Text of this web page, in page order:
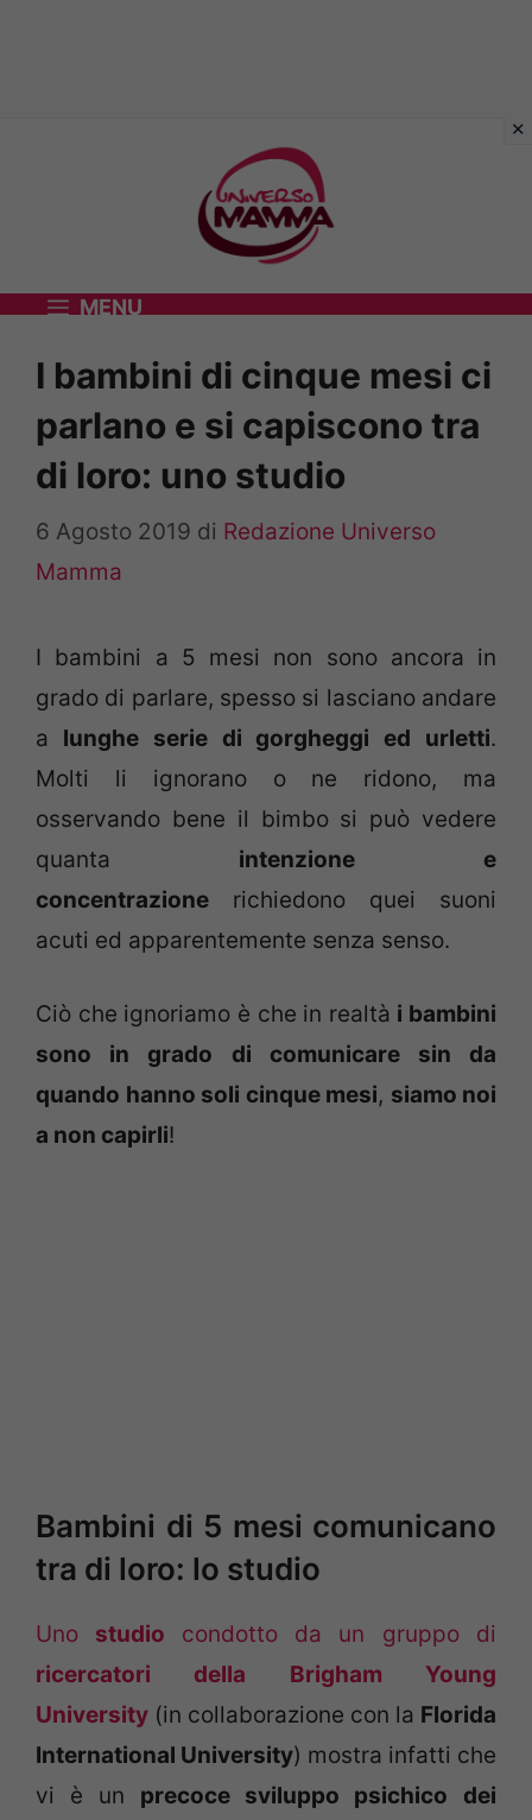
MENU
I bambini di cinque mesi ci
parlano e si capiscono tra
di loro: uno studio
6 Agosto 2019 di Redazione Universo
Mamma
I bambini a 5 mesi non sono ancora in
grado di parlare, spesso si lasciano andare
a lunghe serie di gorgheggi ed urletti.
Molti li ignorano o ne ridono, ma
osservando bene il bimbo si può vedere
quanta intenzione e
concentrazione richiedono quei suoni
acuti ed apparentemente senza senso.
Ciò che ignoriamo è che in realtà i bambini
sono in grado di comunicare sin da
quando hanno soli cinque mesi, siamo noi
a non capirli!
Bambini di 5 mesi comunicano
tra di loro: lo studio
Uno studio condotto da un gruppo di
ricercatori della Brigham Young
University (in collaborazione con la Florida
International University) mostra infatti che
vi è un precoce sviluppo psichico
dei